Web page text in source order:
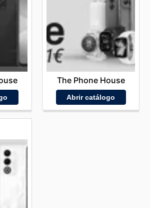
The Phone House
Abrir catálogo